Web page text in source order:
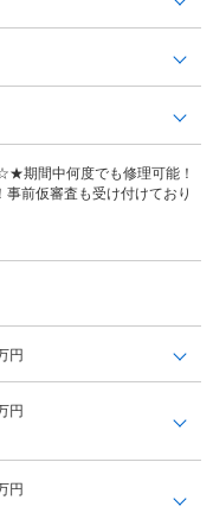
期間中何度でも修理可能！
前仮審査も受け付けており
円
円
円